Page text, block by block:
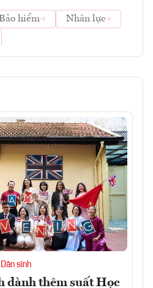
hiểm
Nhân lực
Dân sinh
dành thêm suất Học